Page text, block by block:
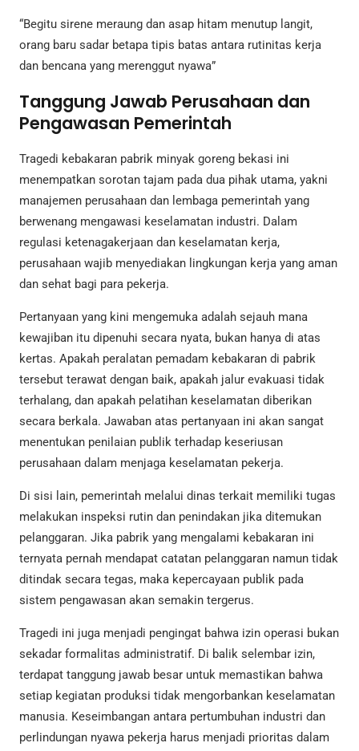
“Begitu sirene meraung dan asap hitam menutup langit,
orang baru sadar betapa tipis batas antara rutinitas kerja
dan bencana yang merenggut nyawa”
Tanggung Jawab Perusahaan dan
Pengawasan Pemerintah
Tragedi kebakaran pabrik minyak goreng bekasi ini
menempatkan sorotan tajam pada dua pihak utama, yakni
manajemen perusahaan dan lembaga pemerintah yang
berwenang mengawasi keselamatan industri. Dalam
regulasi ketenagakerjaan dan keselamatan kerja,
perusahaan wajib menyediakan lingkungan kerja yang aman
dan sehat bagi para pekerja.
Pertanyaan yang kini mengemuka adalah sejauh mana
kewajiban itu dipenuhi secara nyata, bukan hanya di atas
kertas. Apakah peralatan pemadam kebakaran di pabrik
tersebut terawat dengan baik, apakah jalur evakuasi tidak
terhalang, dan apakah pelatihan keselamatan diberikan
secara berkala. Jawaban atas pertanyaan ini akan sangat
menentukan penilaian publik terhadap keseriusan
perusahaan dalam menjaga keselamatan pekerja.
Di sisi lain, pemerintah melalui dinas terkait memiliki tugas
melakukan inspeksi rutin dan penindakan jika ditemukan
pelanggaran. Jika pabrik yang mengalami kebakaran ini
ternyata pernah mendapat catatan pelanggaran namun tidak
ditindak secara tegas, maka kepercayaan publik pada
sistem pengawasan akan semakin tergerus.
Tragedi ini juga menjadi pengingat bahwa izin operasi bukan
sekadar formalitas administratif. Di balik selembar izin,
terdapat tanggung jawab besar untuk memastikan bahwa
setiap kegiatan produksi tidak mengorbankan keselamatan
manusia. Keseimbangan antara pertumbuhan industri dan
perlindungan nyawa pekerja harus menjadi prioritas dalam